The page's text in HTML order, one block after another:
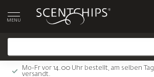
MENU
Mo-Fr vor 14.00 Uhr bestellt, am selben Tag
versandt.